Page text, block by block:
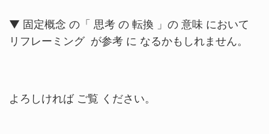
▼ 固定概念 の「 思考 の 転換 」の 意味 において
リフレーミング が参考 に なるかもしれません。
よろしければ ご覧 ください。